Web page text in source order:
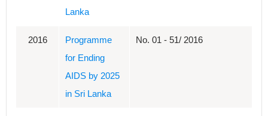
Lanka
2016
Programme
for Ending
AIDS by 2025
in Sri Lanka
No. 01 - 51/ 2016